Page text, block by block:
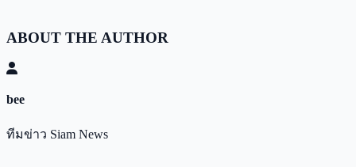
ABOUT THE AUTHOR
bee
ทีมข่าว Siam News